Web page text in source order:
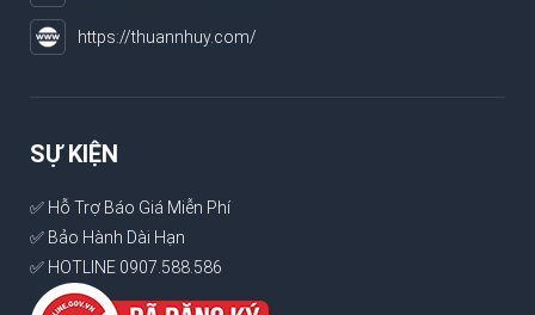
https://thuannhuy.com/
SỰ KIỆN
✅ Hỗ Trợ Báo Giá Miễn Phí
✅ Bảo Hành Dài Hạn
✅ HOTLINE 0907.588.586